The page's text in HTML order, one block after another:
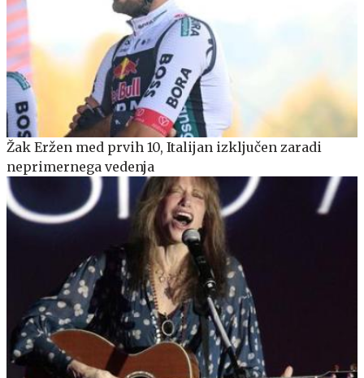
Žak Eržen med prvih 10, Italijan izključen zaradi
neprimernega vedenja